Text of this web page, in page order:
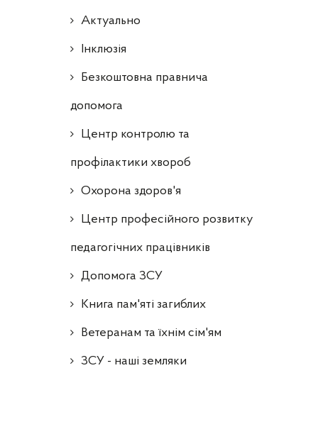
Актуально
Інклюзія
Безкоштовна правнича
допомога
Центр контролю та
профілактики хвороб
Охорона здоров'я
Центр професійного розвитку
педагогічних працівників
Допомога ЗСУ
Книга пам'яті загиблих
Ветеранам та їхнім сім'ям
ЗСУ - наші земляки